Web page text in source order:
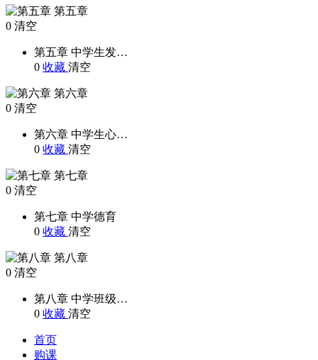
第五章
0 清空
第五章 中学生发…
0 收藏 清空
第六章
0 清空
第六章 中学生心…
0 收藏 清空
第七章
0 清空
第七章 中学德育
0 收藏 清空
第八章
0 清空
第八章 中学班级…
0 收藏 清空
首页
购课